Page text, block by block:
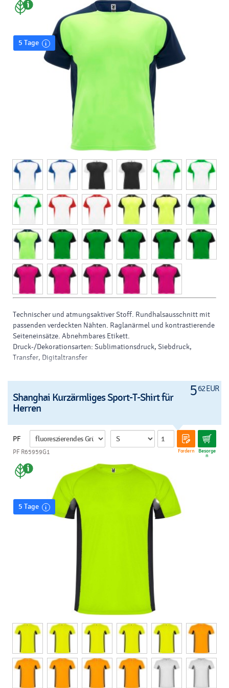
Drück:
siebdruck auf t-shirts - v
5 Tage
Technischer und atmungsaktiver Stoff. Rundhalsausschnitt mit
passenden verdeckten Nähten. Raglanärmel und kontrastierende
Seiteneinsätze. Abnehmbares Etikett.
Druck-/Dekorationsarten: Sublimationsdruck, Siebdruck,
Transfer, Digitaltransfer
Material: pes (polyester)
Farbe:weiss, königsblau, schwarz, grün, rot, gelb, neon gelb,
grün, dunkelpink
Drück:
siebdruck auf t-shirts - v
562 EUR
Shanghai Kurzärmliges Sport-T-Shirt für
Herren
PF
Fordern Besorge
n
PF R65959G1
5 Tage